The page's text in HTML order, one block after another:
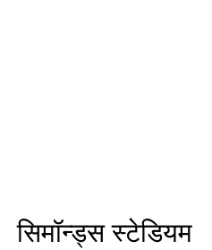
सिमॉन्ड्स स्टेडियम